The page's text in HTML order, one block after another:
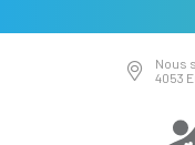
Nous
4053